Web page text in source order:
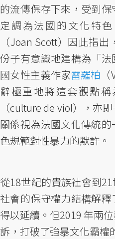
的流傳保存下來，受到保
定調為法國的文化特
（Joan Scott）因此指
份子有意識地建構為「
國女性主義作家雷羅柏
辭極重地將這套觀點稱
（culture de viol），亦
關係視為法國文化傳統
色規範對性暴力的默許。
從18世紀的貴族社會到
社會的保守權力結構解
得以延續。但2019 年兩
訴，打破了強暴文化霸權